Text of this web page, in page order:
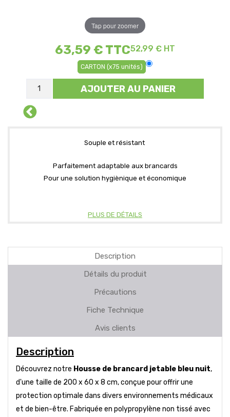
Tap pour zoomer
63,59 € TTC52,99 € HT
CARTON (x75 unités)
AJOUTER AU PANIER
Souple et résistant
Parfaitement adaptable aux brancards
Pour une solution hygiènique et économique
PLUS DE DÉTAILS
Description
Détails du produit
Précautions
Fiche Technique
Avis clients
Description
Découvrez notre Housse de brancard jetable bleu nuit,
d'une taille de 200 x 60 x 8 cm, conçue pour offrir une
protection optimale dans divers environnements médicaux
et de bien-être. Fabriquée en polypropylène non tissé avec